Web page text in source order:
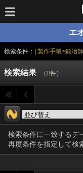
エ
検索条件：| 製作手帳>鍛冶
検索結果 （0件）
検索条件に一致するデ
再度条件を指定して検